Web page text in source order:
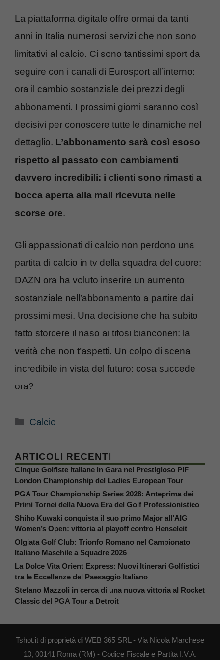
La piattaforma digitale offre ormai da tanti
anni in Italia numerosi servizi che non sono
limitativi al calcio. Ci sono tantissimi sport da
seguire con i canali di Eurosport all’interno:
ora il cambio sostanziale dei prezzi degli
abbonamenti. I prossimi giorni saranno così
decisivi per conoscere tutte le dinamiche nel
dettaglio. L’abbonamento sarà così esoso
rispetto al passato con cambiamenti
davvero incredibili: i clienti sono rimasti a
bocca aperta alla mail ricevuta nelle
scorse ore.
Gli appassionati di calcio non perdono una
partita di calcio in tv della squadra del cuore:
DAZN ora ha voluto inserire un aumento
sostanziale nell’abbonamento a partire dai
prossimi mesi. Una decisione che ha subito
fatto storcere il naso ai tifosi bianconeri: la
verità che non t’aspetti. Un colpo di scena
incredibile in vista del futuro: cosa succede
ora?
Categorie
Calcio
ARTICOLI RECENTI
Cinque Golfiste Italiane in Gara nel Prestigioso PIF
London Championship del Ladies European Tour
PGA Tour Championship Series 2028: Anteprima dei
Primi Tornei della Nuova Era del Golf Professionistico
Shiho Kuwaki conquista il suo primo Major all’AIG
Women’s Open: vittoria al playoff contro Henseleit
Olgiata Golf Club: Trionfo Romano nel Campionato
Italiano Maschile a Squadre 2026
La Dolce Vita Orient Express: Nuovi Itinerari Golfistici
tra le Eccellenze del Paesaggio Italiano
Stefano Mazzoli in cerca di una nuova vittoria al Rocket
Classic del PGA Tour a Detroit
Tshot.it di proprietà di WEB 365 SRL - Via Nicola Marchese
10, 00141 Roma (RM) - Codice Fiscale e Partita I.V.A.